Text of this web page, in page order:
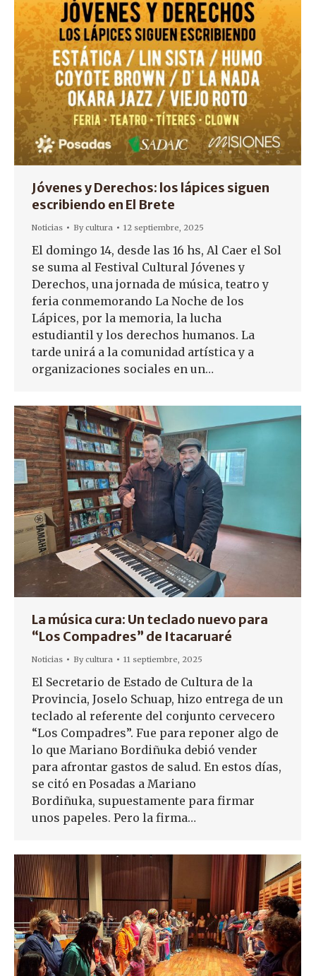
Jóvenes y Derechos: los lápices siguen
escribiendo en El Brete
Noticias Bycultura 12 septiembre, 2025
El domingo 14, desde las 16 hs, Al Caer el Sol
se suma al Festival Cultural Jóvenes y
Derechos, una jornada de música, teatro y
feria conmemorando La Noche de los
Lápices, por la memoria, la lucha
estudiantil y los derechos humanos. La
tarde unirá a la comunidad artística y a
organizaciones sociales en un…
La música cura: Un teclado nuevo para
“Los Compadres” de Itacaruaré
Noticias Bycultura 11 septiembre, 2025
El Secretario de Estado de Cultura de la
Provincia, Joselo Schuap, hizo entrega de un
teclado al referente del conjunto cervecero
“Los Compadres”. Fue para reponer algo de
lo que Mariano Bordiñuka debió vender
para afrontar gastos de salud. En estos días,
se citó en Posadas a Mariano
Bordiñuka, supuestamente para firmar
unos papeles. Pero la firma…